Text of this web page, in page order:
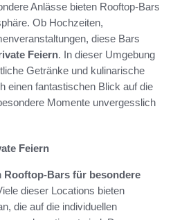
Anlässe bieten Rooftop-Bars
Ob Hochzeiten,
diese Bars
Feiern. In dieser Umgebung
Getränke und kulinarische
einen fantastischen Blick auf die
Momente unvergesslich
Feiern
Rooftop-Bars für besondere
dieser Locations bieten
die auf die individuellen